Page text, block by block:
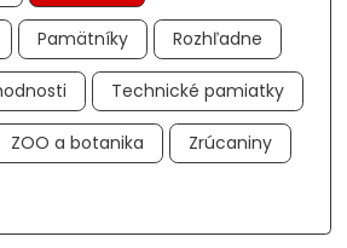
Pamätníky Rozhľadne
Technické pamiatky
ZOO a botanika Zrúcaniny